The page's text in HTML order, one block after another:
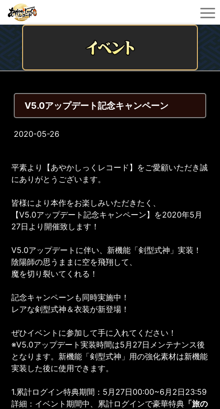
V5.0アップデート記念キャンペーン
2020-05-26
平素より【あやかしっくレコード】をご愛顧いただき誠
にありがとうございます。
皆様により本作をお楽しみいただきたく、
【V5.0アップデート記念キャンペーン】を2020年5月
27日より開催致します！
V5.0アップデートに伴い、新機能「剣型式神」実装！
陰陽師の思うままに空を飛翔して、
魔を切り裂いてくれる！
記念キャンペーンも同時実施中！
レアな剣型式神＆衣装が新登場！
ぜひイベントに参加して手に入れてください！
※V5.0アップデート実装時間は5月27日メンテナンス後
となります。新機能「剣型式神」用の強化素材は新機能
実装した後に使用できます。
1.累計ログイン特典期間：5月27日00:00~6月2日23:59
詳細：イベント期間中、累計ログインで豪華特典 「旅の